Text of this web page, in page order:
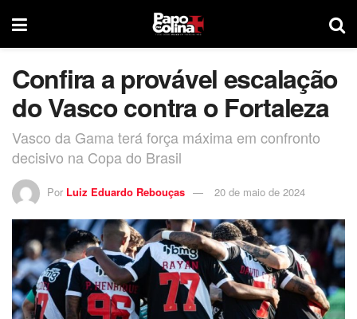
Confira a provável escalação
do Vasco contra o Fortaleza
Vasco da Gama terá força máxima em confronto
decisivo na Copa do Brasil
Por Luiz Eduardo Rebouças 20 de maio de 2024